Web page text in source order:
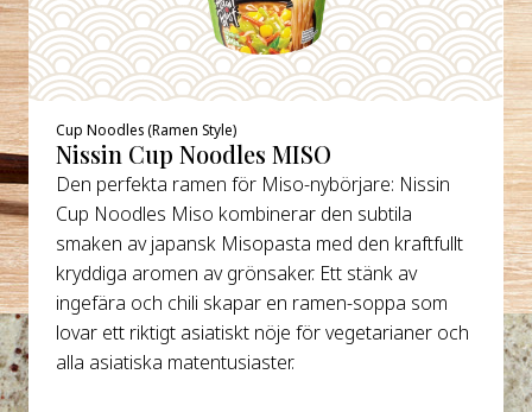
Cup Noodles (Ramen Style)
Nissin Cup Noodles MISO
Den perfekta ramen för Miso-nybörjare: Nissin
Cup Noodles Miso kombinerar den subtila
smaken av japansk Misopasta med den kraftfullt
kryddiga aromen av grönsaker. Ett stänk av
ingefära och chili skapar en ramen-soppa som
lovar ett riktigt asiatiskt nöje för vegetarianer och
alla asiatiska matentusiaster.